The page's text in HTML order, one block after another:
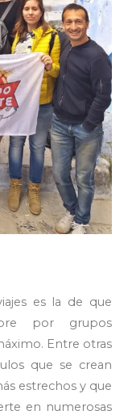
es la de que
por grupos
Entre otras
que se crean
estrechos y que
en numerosas